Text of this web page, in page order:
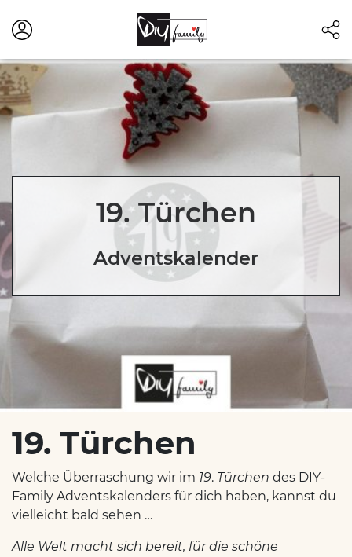
19. Türchen
Adventskalender
19. Türchen
Welche Überraschung wir im 19. Türchen des DIY-
Family Adventskalenders für dich haben, kannst du
vielleicht bald sehen …
Alle Welt macht sich bereit, für die schöne